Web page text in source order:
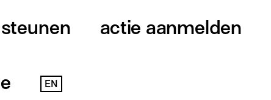
actie aanmelden
EN